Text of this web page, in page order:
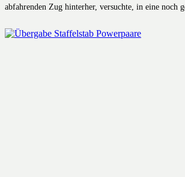
abfahrenden Zug hinterher, versuchte, in eine noch